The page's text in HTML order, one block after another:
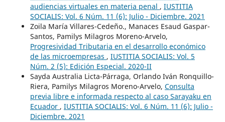
audiencias virtuales en materia penal , IUSTITIA
SOCIALIS: Vol. 6 Núm. 11 (6): Julio - Diciembre. 2021
Zoila María Villares-Cedeño., Manaces Esaud Gaspar-
Santos, Pamilys Milagros Moreno-Arvelo,
Progresividad Tributaria en el desarrollo económico
de las microempresas , IUSTITIA SOCIALIS: Vol. 5
Núm. 2 (5): Edición Especial. 2020-II
Sayda Australia Licta-Párraga, Orlando Iván Ronquillo-
Riera, Pamilys Milagros Moreno-Arvelo, Consulta
previa libre e informada respecto al caso Sarayaku en
Ecuador , IUSTITIA SOCIALIS: Vol. 6 Núm. 11 (6): Julio -
Diciembre. 2021